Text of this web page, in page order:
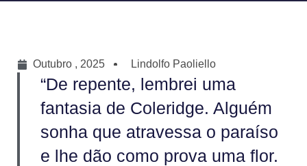
Outubro , 2025 Lindolfo Paoliello
“De repente, lembrei uma
fantasia de Coleridge. Alguém
sonha que atravessa o paraíso
e lhe dão como prova uma flor.